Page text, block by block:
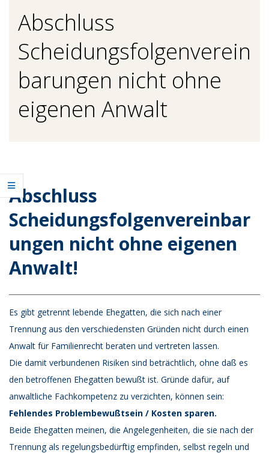
Abschluss
Scheidungsfolgenverein
barungen nicht ohne
eigenen Anwalt
Abschluss
Scheidungsfolgenvereinbar
ungen nicht ohne eigenen
Anwalt!
Es gibt getrennt lebende Ehegatten, die sich nach einer
Trennung aus den verschiedensten Gründen nicht durch einen
Anwalt für Familienrecht beraten und vertreten lassen.
Die damit verbundenen Risiken sind beträchtlich, ohne daß es
den betroffenen Ehegatten bewußt ist. Gründe dafür, auf
anwaltliche Fachkompetenz zu verzichten, können sein:
Fehlendes Problembewußtsein / Kosten sparen.
Beide Ehegatten meinen, die Angelegenheiten, die sie nach der
Trennung als regelungsbedürftig empfinden, selbst regeln und